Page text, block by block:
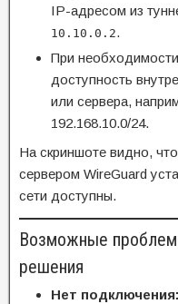
IP-адресом из
10.10.0.2.
При
доступность
или сервера,
192.168.10.0/24.
На скриншоте видно,
сервером WireGuard
сети доступны.
Возможные
решения
Нет подключения: